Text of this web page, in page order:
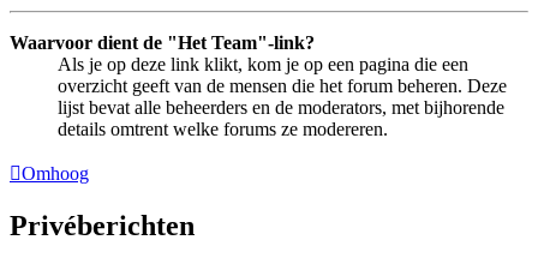
Waarvoor dient de "Het Team"-link?
Als je op deze link klikt, kom je op een pagina die een
overzicht geeft van de mensen die het forum beheren. Deze
lijst bevat alle beheerders en de moderators, met bijhorende
details omtrent welke forums ze modereren.
Omhoog
Privéberichten